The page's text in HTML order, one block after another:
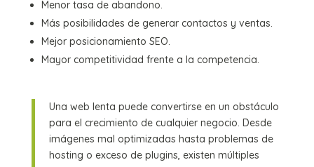
Menor tasa de abandono.
Más posibilidades de generar contactos y ventas.
Mejor posicionamiento SEO.
Mayor competitividad frente a la competencia.
Una web lenta puede convertirse en un obstáculo
para el crecimiento de cualquier negocio. Desde
imágenes mal optimizadas hasta problemas de
hosting o exceso de plugins, existen múltiples